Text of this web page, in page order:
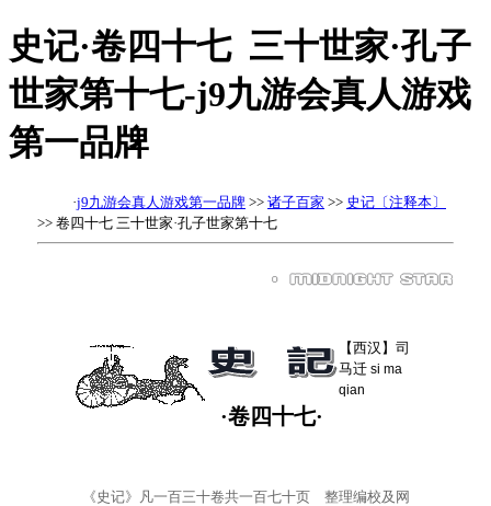
史记·卷四十七 三十世家·孔子
世家第十七-j9九游会真人游戏
第一品牌
·j9九游会真人游戏第一品牌 >> 诸子百家 >> 史记〔注释本〕
>> 卷四十七 三十世家·孔子世家第十七
·卷四十七·
【西汉】司
马迁 si ma
qian
《史记》凡一百三十卷共一百七十页 整理编校及网